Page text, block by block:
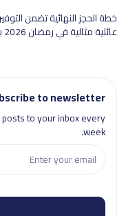
خطة الحجز النهائية تضمن
عائلية مثالية في رمضان 2026 بالسعودية.
to newsletter
to your inbox every
week.